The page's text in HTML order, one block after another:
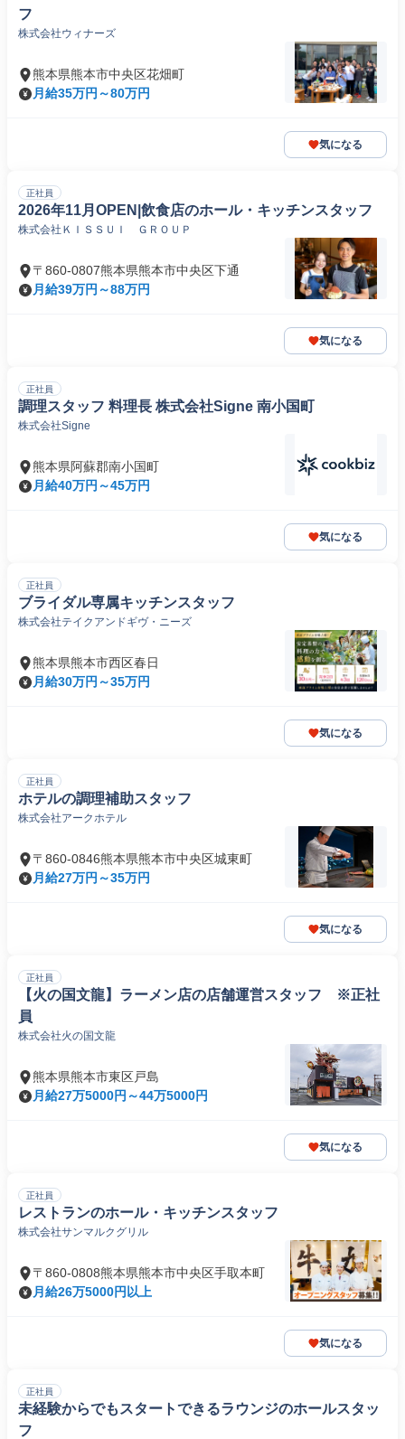
フ
株式会社ウィナーズ
熊本県熊本市中央区花畑町
月給35万円～80万円
気になる
正社員
2026年11月OPEN|飲食店のホール・キッチンスタッフ
株式会社ＫＩＳＳＵＩ ＧＲＯＵＰ
〒860-0807熊本県熊本市中央区下通
月給39万円～88万円
気になる
正社員
調理スタッフ 料理長 株式会社Signe 南小国町
株式会社Signe
熊本県阿蘇郡南小国町
月給40万円～45万円
気になる
正社員
ブライダル専属キッチンスタッフ
株式会社テイクアンドギヴ・ニーズ
熊本県熊本市西区春日
月給30万円～35万円
気になる
正社員
ホテルの調理補助スタッフ
株式会社アークホテル
〒860-0846熊本県熊本市中央区城東町
月給27万円～35万円
気になる
正社員
【火の国文龍】ラーメン店の店舗運営スタッフ ※正社
員
株式会社火の国文龍
熊本県熊本市東区戸島
月給27万5000円～44万5000円
気になる
正社員
レストランのホール・キッチンスタッフ
株式会社サンマルクグリル
〒860-0808熊本県熊本市中央区手取本町
月給26万5000円以上
気になる
正社員
未経験からでもスタートできるラウンジのホールスタッ
フ